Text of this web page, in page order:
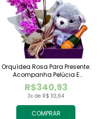
COMPRAR
3x de R$ 113,64
R$340,93
Orquídea Rosa Para Presente:
Acompanha Pelúcia E
Espumante